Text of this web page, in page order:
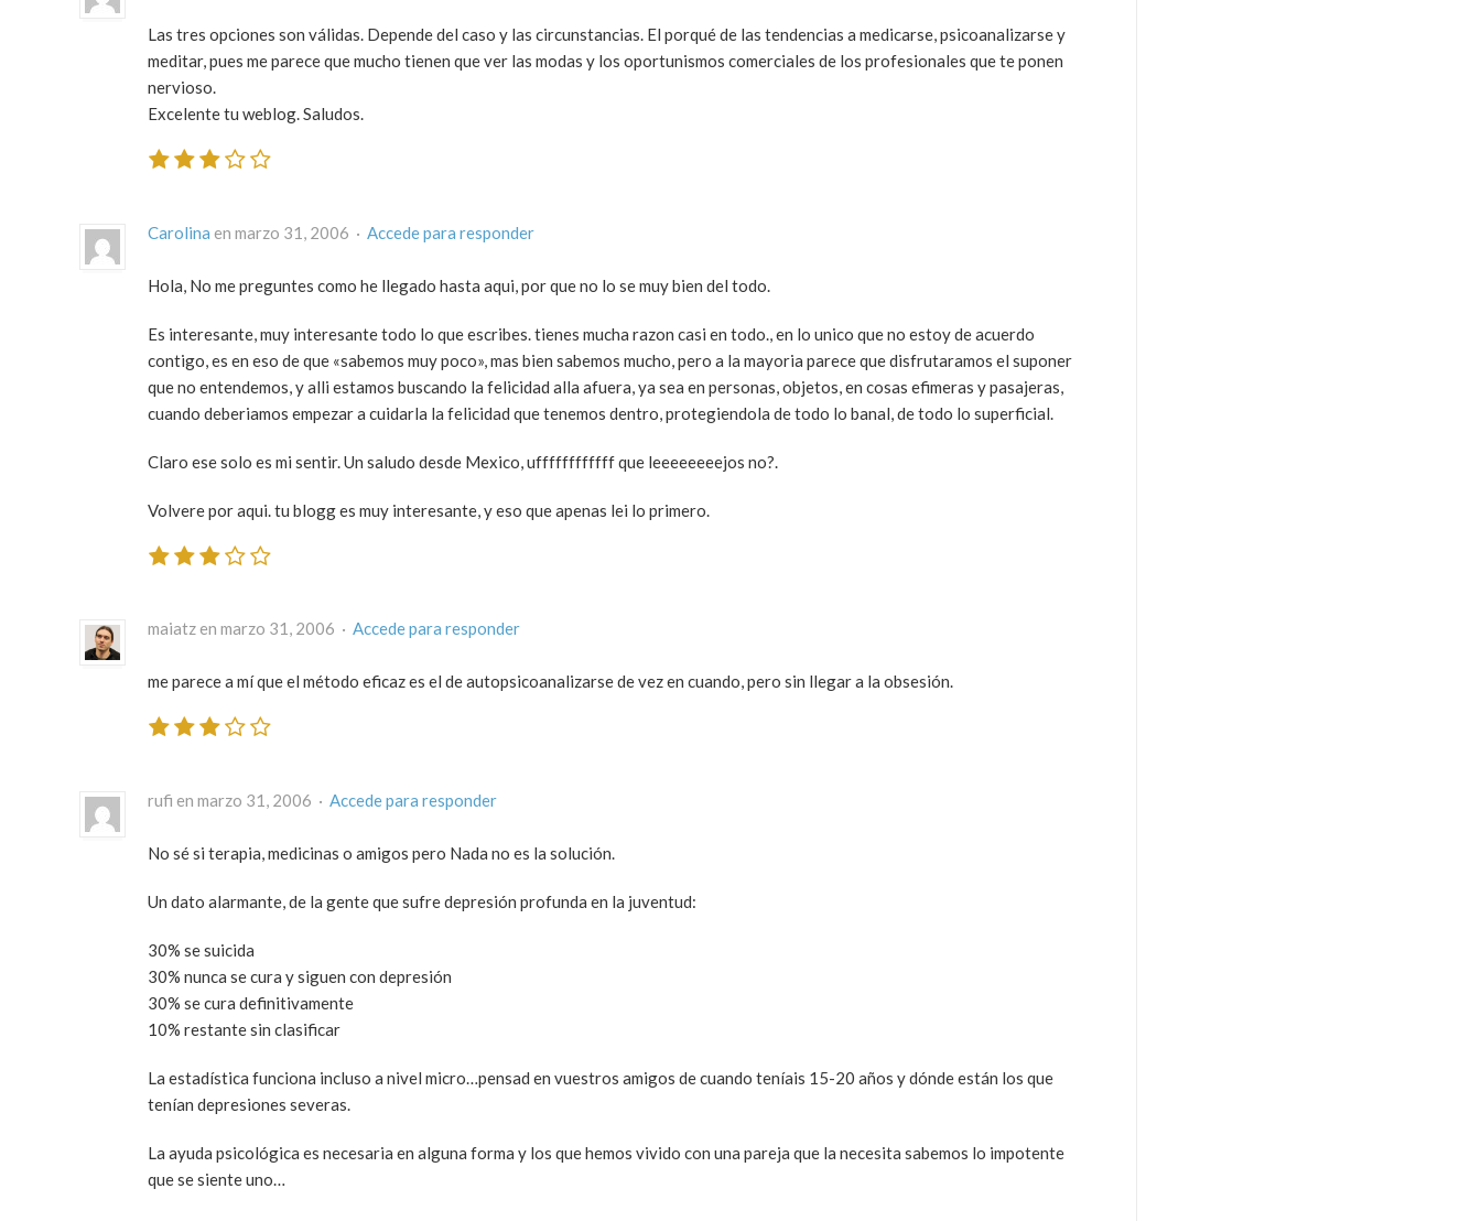
Las tres opciones son válidas. Depende del caso y las circunstancias. El porqué de las tendencias a medicarse, psicoanalizarse y
meditar, pues me parece que mucho tienen que ver las modas y los oportunismos comerciales de los profesionales que te ponen
nervioso.
Excelente tu weblog. Saludos.
Carolina en marzo 31, 2006 · Accede para responder
Hola, No me preguntes como he llegado hasta aqui, por que no lo se muy bien del todo.
Es interesante, muy interesante todo lo que escribes. tienes mucha razon casi en todo., en lo unico que no estoy de acuerdo
contigo, es en eso de que «sabemos muy poco», mas bien sabemos mucho, pero a la mayoria parece que disfrutaramos el suponer
que no entendemos, y alli estamos buscando la felicidad alla afuera, ya sea en personas, objetos, en cosas efimeras y pasajeras,
cuando deberiamos empezar a cuidarla la felicidad que tenemos dentro, protegiendola de todo lo banal, de todo lo superficial.
Claro ese solo es mi sentir. Un saludo desde Mexico, uffffffffffff que leeeeeeeejos no?.
Volvere por aqui. tu blogg es muy interesante, y eso que apenas lei lo primero.
maiatz en marzo 31, 2006 · Accede para responder
me parece a mí que el método eficaz es el de autopsicoanalizarse de vez en cuando, pero sin llegar a la obsesión.
rufi en marzo 31, 2006 · Accede para responder
No sé si terapia, medicinas o amigos pero Nada no es la solución.
Un dato alarmante, de la gente que sufre depresión profunda en la juventud:
30% se suicida
30% nunca se cura y siguen con depresión
30% se cura definitivamente
10% restante sin clasificar
La estadística funciona incluso a nivel micro…pensad en vuestros amigos de cuando teníais 15-20 años y dónde están los que
tenían depresiones severas.
La ayuda psicológica es necesaria en alguna forma y los que hemos vivido con una pareja que la necesita sabemos lo impotente
que se siente uno…